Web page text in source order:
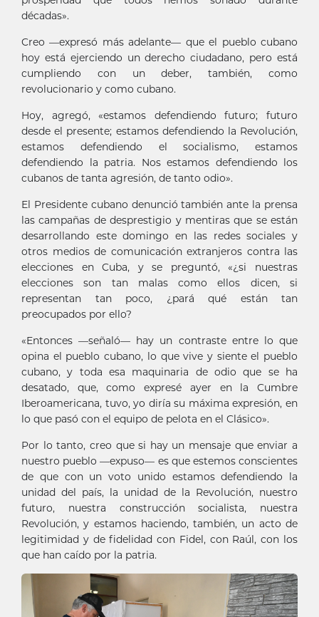
décadas».
Creo —expresó más adelante— que el pueblo cubano
hoy está ejerciendo un derecho ciudadano, pero está
cumpliendo con un deber, también, como
revolucionario y como cubano.
Hoy, agregó, «estamos defendiendo futuro; futuro
desde el presente; estamos defendiendo la Revolución,
estamos defendiendo el socialismo, estamos
defendiendo la patria. Nos estamos defendiendo los
cubanos de tanta agresión, de tanto odio».
El Presidente cubano denunció también ante la prensa
las campañas de desprestigio y mentiras que se están
desarrollando este domingo en las redes sociales y
otros medios de comunicación extranjeros contra las
elecciones en Cuba, y se preguntó, «¿si nuestras
elecciones son tan malas como ellos dicen, si
representan tan poco, ¿pará qué están tan
preocupados por ello?
«Entonces —señaló— hay un contraste entre lo que
opina el pueblo cubano, lo que vive y siente el pueblo
cubano, y toda esa maquinaria de odio que se ha
desatado, que, como expresé ayer en la Cumbre
Iberoamericana, tuvo, yo diría su máxima expresión, en
lo que pasó con el equipo de pelota en el Clásico».
Por lo tanto, creo que si hay un mensaje que enviar a
nuestro pueblo —expuso— es que estemos conscientes
de que con un voto unido estamos defendiendo la
unidad del país, la unidad de la Revolución, nuestro
futuro, nuestra construcción socialista, nuestra
Revolución, y estamos haciendo, también, un acto de
legitimidad y de fidelidad con Fidel, con Raúl, con los
que han caído por la patria.